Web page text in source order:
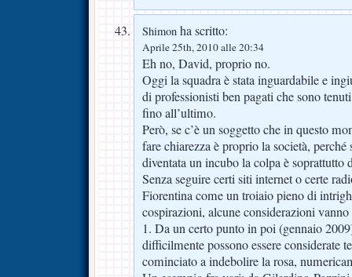
Shimon ha scritto:
Aprile 25th, 2010 alle 20:34
Eh no, David, proprio no.
Oggi la squadra è stata inguardabile e
di professionisti ben pagati che sono
fino all’ultimo.
Però, se c’è un soggetto che in questo
fare chiarezza è proprio la società, perché
diventata un incubo la colpa è soprattutto
Senza seguire certi siti internet o certe
Fiorentina come un troiaio pieno di
cospirazioni, alcune considerazioni vanno
1. Da un certo punto in poi (gennaio
difficilmente possono essere considerate
cominciato a indebolire la rosa,